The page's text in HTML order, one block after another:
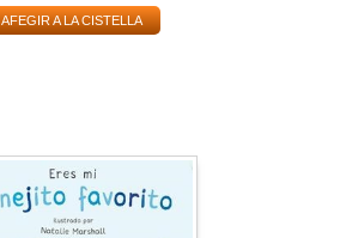
AFEGIR A LA CISTELLA